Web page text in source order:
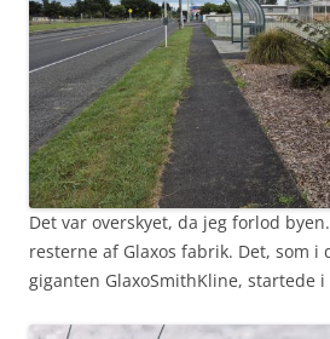
Det var overskyet, da jeg forlod
resterne af Glaxos fabrik. Det, som i
giganten GlaxoSmithKline, startede